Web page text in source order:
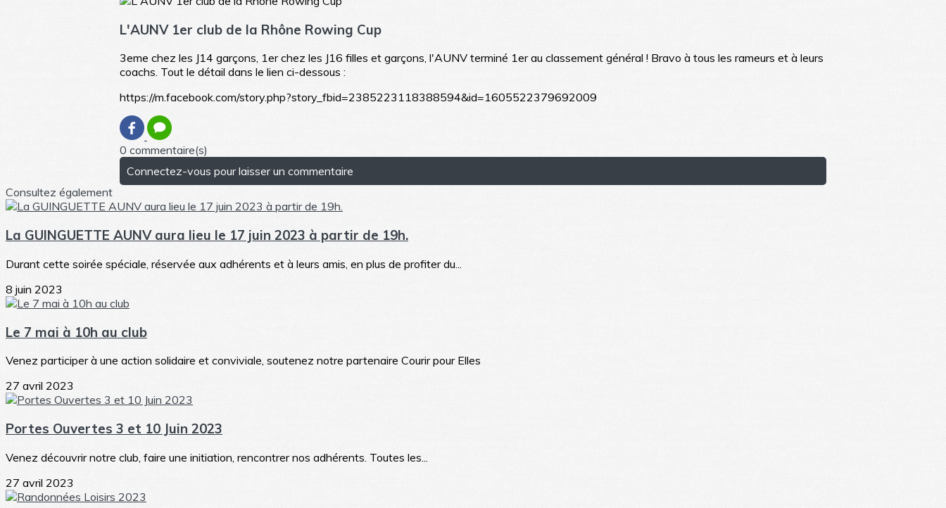
L'AUNV 1er club de la Rhône Rowing Cup
3eme chez les J14 garçons, 1er chez les J16 filles et garçons, l'AUNV terminé 1er au classement général ! Bravo à tous les rameurs et à leurs
coachs. Tout le détail dans le lien ci-dessous :
https://m.facebook.com/story.php?story_fbid=2385223118388594&id=1605522379692009
0 commentaire(s)
Connectez-vous pour laisser un commentaire
Consultez également
La GUINGUETTE AUNV aura lieu le 17 juin 2023 à partir de 19h.
Durant cette soirée spéciale, réservée aux adhérents et à leurs amis, en plus de profiter du...
8 juin 2023
Le 7 mai à 10h au club
Venez participer à une action solidaire et conviviale, soutenez notre partenaire Courir pour Elles
27 avril 2023
Portes Ouvertes 3 et 10 Juin 2023
Venez découvrir notre club, faire une initiation, rencontrer nos adhérents. Toutes les...
27 avril 2023